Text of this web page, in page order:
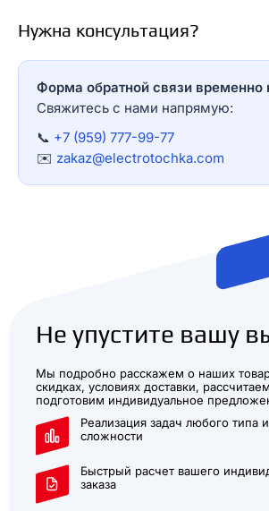
Нужна консультация?
Форма обратной связи временно
Свяжитесь с нами напрямую:
📞 +7 (959) 777-99-77
✉️ zakaz@electrotochka.com
Не упустите вашу
Мы подробно расскажем о наших
скидках, условиях доставки,
подготовим индивидуальное
Реализация задач любого типа и
сложности
Быстрый расчет вашего
заказа